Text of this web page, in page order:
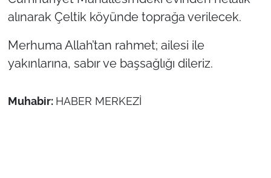
alınarak Çeltik köyünde toprağa verilecek.
Merhuma Allah’tan rahmet; ailesi ile
yakınlarına, sabır ve başsağlığı dileriz.
Muhabir: HABER MERKEZİ
Güvenlik